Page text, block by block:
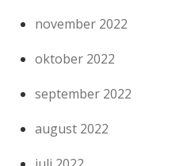
november 2022
oktober 2022
september 2022
august 2022